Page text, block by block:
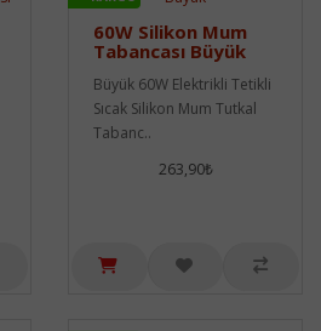
60W Silikon Mum
Tabancası Büyük
Büyük 60W Elektrikli Tetikli
Sıcak Silikon Mum Tutkal
Tabanc..
263,90₺